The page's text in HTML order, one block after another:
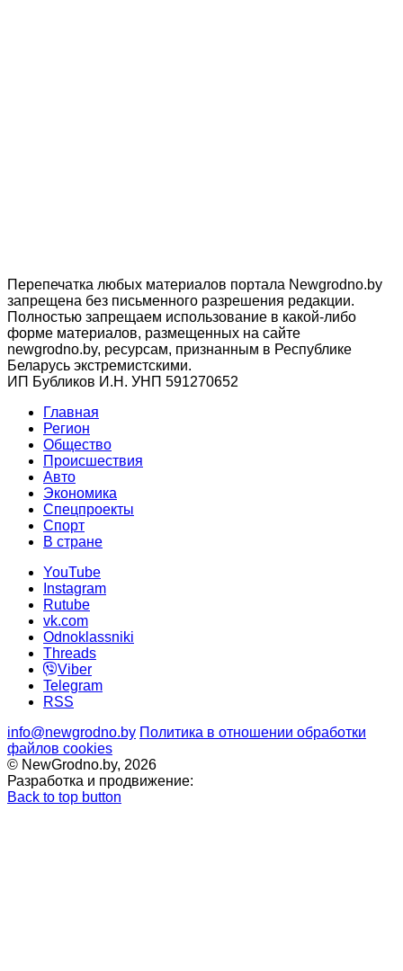
Перепечатка любых материалов портала Newgrodno.by
запрещена без письменного разрешения редакции.
Полностью запрещаем использование в какой-либо
форме материалов, размещенных на сайте
newgrodno.by, ресурсам, признанным в Республике
Беларусь экстремистскими.
ИП Бубликов И.Н. УНП 591270652
Главная
Регион
Общество
Происшествия
Авто
Экономика
Спецпроекты
Cпорт
В стране
YouTube
Instagram
Rutube
vk.com
Odnoklassniki
Threads
Viber
Telegram
RSS
info@newgrodno.by Политика в отношении обработки
файлов cookies
© NewGrodno.by, 2026
Разработка и продвижение:
Back to top button